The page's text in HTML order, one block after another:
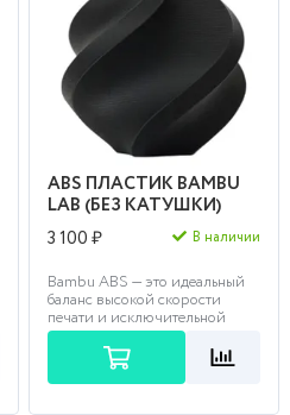
ABS ПЛАСТИК BAMBU
LAB (БЕЗ КАТУШКИ)
3 100 ₽
В наличии
Bambu ABS — это идеальный
баланс высокой скорости
печати и исключительной
экономичности для ваших
лучших проектов.Надежно...